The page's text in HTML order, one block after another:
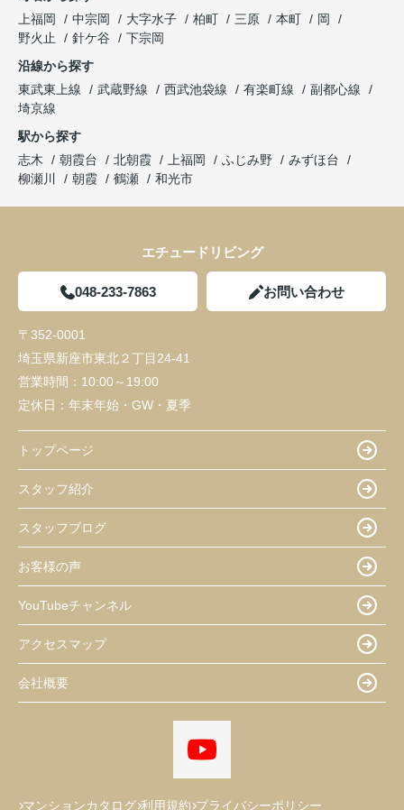
上福岡
中宗岡 大字水子 柏町 三原 本町
岡
野火止
針ケ谷
下宗岡
沿線から探す
東武東上線
武蔵野線 西武池袋線 有楽町線
副都心線
埼京線
駅から探す
志木
朝霞台 北朝霞 上福岡 ふじみ野
みずほ台
柳瀬川
朝霞 鶴瀬 和光市
エチュードリビング
048-233-7863 お問い合わせ
〒352-0001
埼玉県新座市東北２丁目24-41
営業時間： 10:00～19:00
定休日： 年末年始・GW・夏季
トップページ
スタッフ紹介
スタッフブログ
お客様の声
YouTubeチャンネル
アクセスマップ
会社概要
マンションカタログ 利用規約 プライバシーポリシー